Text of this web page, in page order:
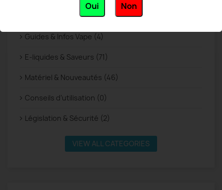
BLOG CATEGORIES
Guides & Infos Vape (4)
E-liquides & Saveurs (71)
Matériel & Nouveautés (46)
Conseils d’utilisation (0)
Législation & Sécurité (2)
VIEW ALL CATEGORIES
Oui Non